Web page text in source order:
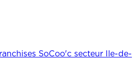
SoCoo'c secteur Ile-de-